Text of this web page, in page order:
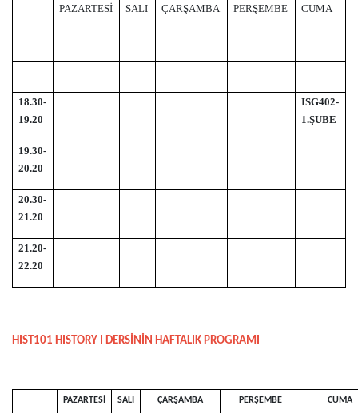
PAZARTESİ SALI ÇARŞAMBA PERŞEMBE CUMA
18.30-
19.20
ISG402-
1.ŞUBE
19.30-
20.20
20.30-
21.20
21.20-
22.20
HIST101 HISTORY I DERSİNİN HAFTALIK PROGRAMI
PAZARTESİ SALI ÇARŞAMBA PERŞEMBE CUMA